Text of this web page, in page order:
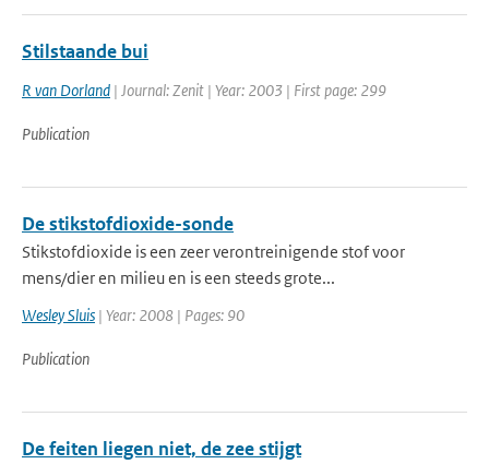
Stilstaande bui
R van Dorland | Journal: Zenit | Year: 2003 | First page: 299
Publication
De stikstofdioxide-sonde
Stikstofdioxide is een zeer verontreinigende stof voor
mens/dier en milieu en is een steeds grote...
Wesley Sluis | Year: 2008 | Pages: 90
Publication
De feiten liegen niet, de zee stijgt